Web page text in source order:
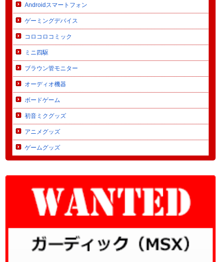
Androidスマートフォン
ゲーミングデバイス
コロコロコミック
ミニ四駆
ブラウン管モニター
オーディオ機器
ボードゲーム
初音ミクグッズ
アニメグッズ
ゲームグッズ